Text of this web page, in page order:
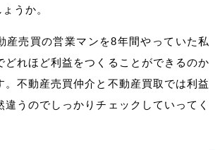
うか。
産売買の営業マンを8年間やっていた私
どれほど利益をつくることができるのか
。不動産売買仲介と不動産買取では利益
違うのでしっかりチェックしていってく